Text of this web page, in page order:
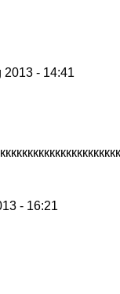
2013 - 14:41
- 16:21